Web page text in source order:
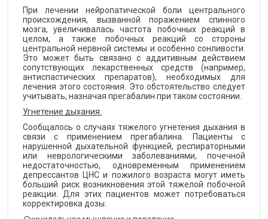
При лечении нейропатической боли центрального
происхождения, вызванной поражением спинного
мозга, увеличивалась частота побочных реакций в
целом, а также побочных реакций со стороны
центральной нервной системы и особенно сонливости.
Это может быть связано с аддитивным действием
сопутствующих лекарственных средств (например,
антиспастических препаратов), необходимых для
лечения этого состояния. Это обстоятельство следует
учитывать, назначая прегабалин при таком состоянии.
Угнетение дыхания.
Сообщалось о случаях тяжелого угнетения дыхания в
связи с применением прегабалина. Пациенты с
нарушенной дыхательной функцией, респираторными
или неврологическими заболеваниями, почечной
недостаточностью, одновременным применением
депрессантов ЦНС и пожилого возраста могут иметь
больший риск возникновения этой тяжелой побочной
реакции. Для этих пациентов может потребоваться
корректировка дозы.